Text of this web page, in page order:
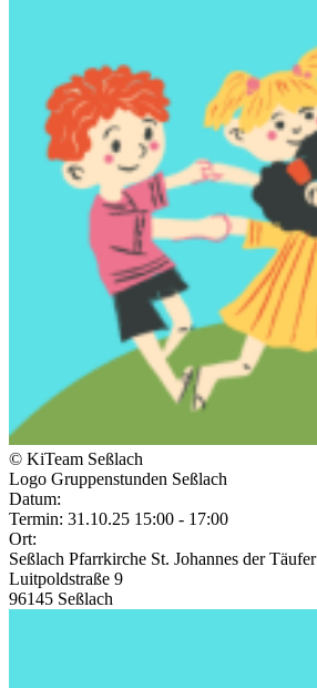
© KiTeam Seßlach
Logo Gruppenstunden Seßlach
Datum:
Termin: 31.10.25 15:00 - 17:00
Ort:
Seßlach Pfarrkirche St. Johannes der Täufer
Luitpoldstraße 9
96145 Seßlach